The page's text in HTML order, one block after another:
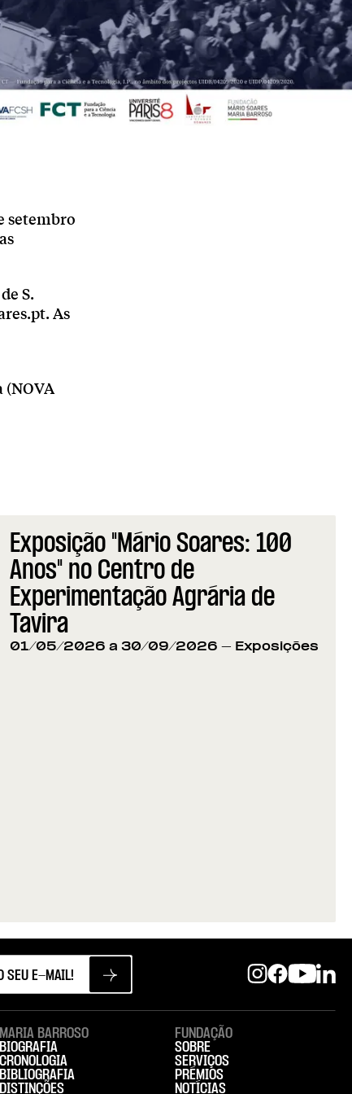
setembro
S.
As
Exposição "Mário Soares: 100
Anos" no Centro de
Experimentação Agrária de
Tavira
01/05/2026 a 30/09/2026 - Exposições
MARIA BARROSO
BIOGRAFIA
CRONOLOGIA
BIBLIOGRAFIA
DISTINÇÕES
FUNDAÇÃO
SOBRE
SERVIÇOS
PRÉMIOS
NOTÍCIAS